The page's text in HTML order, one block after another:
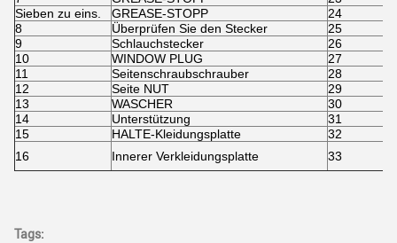
Sieben zu eins.
GREASE-STOPP
24
8
Überprüfen Sie den Stecker
25
9
Schlauchstecker
26
10
WINDOW PLUG
27
11
Seitenschraubschrauber
28
12
Seite NUT
29
13
WASCHER
30
14
Unterstützung
31
15
HALTE-Kleidungsplatte
32
16
Innerer Verkleidungsplatte 33
Tags: